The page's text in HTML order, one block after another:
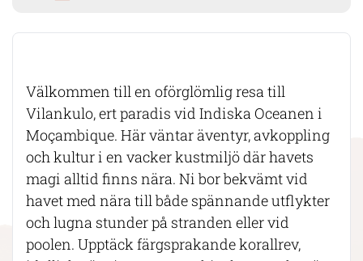
Välkommen till en oförglömlig resa till
Vilankulo, ert paradis vid Indiska Oceanen i
Moçambique. Här väntar äventyr, avkoppling
och kultur i en vacker kustmiljö där havets
magi alltid finns nära. Ni bor bekvämt vid
havet med nära till både spännande utflykter
och lugna stunder på stranden eller vid
poolen. Upptäck färgsprakande korallrev,